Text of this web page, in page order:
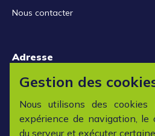
Nous contacter
Adresse
15 rue de la Libération
42152 L'horme
Horaires
Gestion des
Nous utilisons des cookies
expérience de navigation, le
du serveur et exécuter